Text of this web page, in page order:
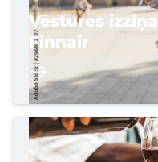
Vēstures
Finnair